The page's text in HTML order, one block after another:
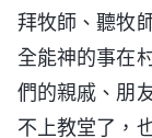
拜牧師、聽牧
全能神的事在
們的親戚、朋
不上教堂了，